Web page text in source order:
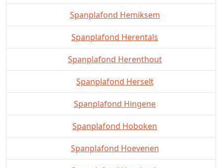
Spanplafond Hemiksem
Spanplafond Herentals
Spanplafond Herenthout
Spanplafond Herselt
Spanplafond Hingene
Spanplafond Hoboken
Spanplafond Hoevenen